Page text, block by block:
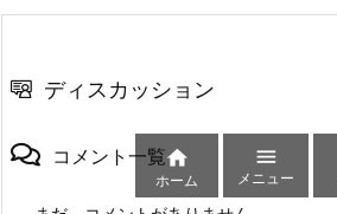
ディスカッション
コメント一覧
ホーム

メニュー